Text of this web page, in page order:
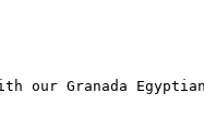
our Granada